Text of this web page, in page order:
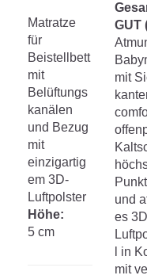
Mulltücher
Matratze
für
Beistellbett
mit
Belüftungs
kanälen
und Bezug
mit
einzigartig
em 3D-
Luftpolster
Höhe:
5 cm
GUT
mit
und
es
l in
mit